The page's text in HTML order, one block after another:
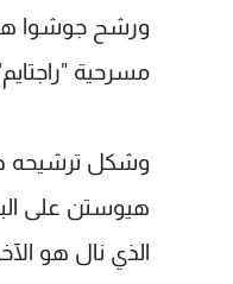
ورشح جوشوا
مسرحية
وشكل ترشيحه
هيوستن على
الذي نال هو